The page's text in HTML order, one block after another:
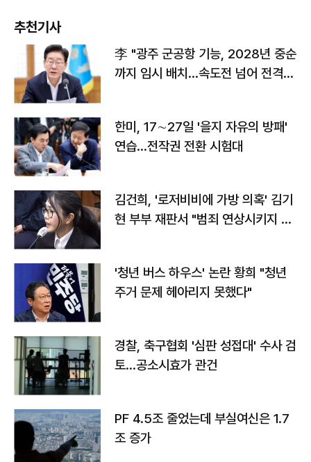
추천기사
李 "광주 군공항 기능, 2028년 중순
까지 임시 배치…속도전 넘어 전격
한미, 17∼27일 '을지 자유의 방패'
연습…전작권 전환 시험대
김건희, '로저비비에 가방 의혹' 김기
현 부부 재판서 "범죄 연상시키지 말
'청년 버스 하우스' 논란 황희 "청년
주거 문제 헤아리지 못했다"
경찰, 축구협회 '심판 성접대' 수사 검
토…공소시효가 관건
PF 4.5조 줄었는데 부실여신은 1.7
조 증가